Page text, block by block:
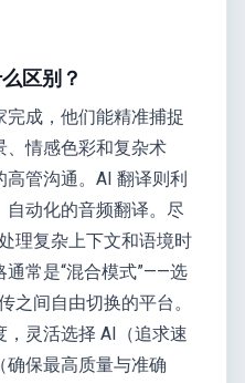
区别？
完成，他们能精准捕捉
、情感色彩和复杂术
管沟通。AI 翻译则利
自动化的音频翻译。尽
理复杂上下文和语境时
常是“混合模式”——选
之间自由切换的平台。
灵活选择 AI（追求速
确保最高质量与准确